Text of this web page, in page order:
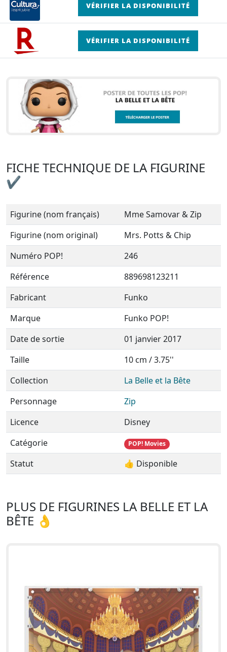
VÉRIFIER LA DISPONIBILITÉ
VÉRIFIER LA DISPONIBILITÉ
FICHE TECHNIQUE DE LA FIGURINE
✔
Figurine (nom français)
Mme Samovar & Zip
Figurine (nom original)
Mrs. Potts & Chip
Numéro POP!
246
Référence
889698123211
Fabricant
Funko
Marque
Funko POP!
Date de sortie
01 janvier 2017
Taille
10 cm / 3.75''
Collection
La Belle et la Bête
Personnage
Zip
Licence
Disney
Catégorie
POP! Movies
Statut 👍 Disponible
PLUS DE FIGURINES LA BELLE ET LA
BÊTE 👌